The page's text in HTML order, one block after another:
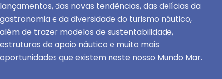
lançamentos, das novas tendências, das delícias da
gastronomia e da diversidade do turismo náutico,
além de trazer modelos de sustentabilidade,
estruturas de apoio náutico e muito mais
oportunidades que existem neste nosso Mundo Mar.